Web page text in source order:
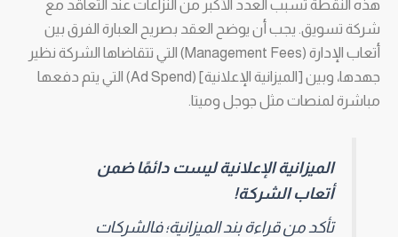
هذه النقطة تسبب العدد الأكبر من النزاعات عند التعاقد مع
شركة تسويق. يجب أن يوضح العقد بصريح العبارة الفرق بين
أتعاب الإدارة (Management Fees) التي تتقاضاها الشركة نظير
جهدها، وبين [الميزانية الإعلانية] (Ad Spend) التي يتم دفعها
مباشرة لمنصات مثل جوجل وميتا.
الميزانية الإعلانية ليست دائمًا ضمن
أتعاب الشركة!
تأكد من قراءة بند الميزانية؛ فالشركات